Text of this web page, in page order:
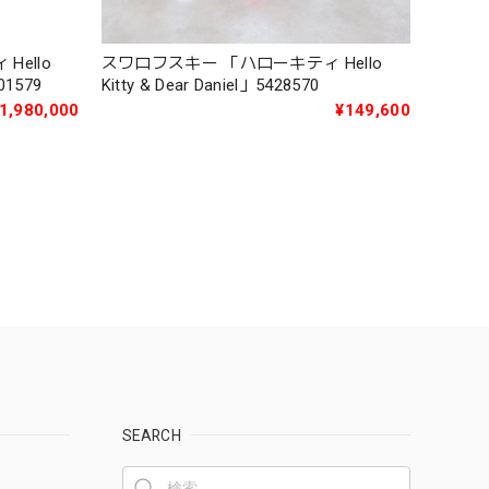
Hello
スワロフスキー 「ハローキティ Hello
Kitty & Dear Daniel」5428570
¥149,600
SEARCH